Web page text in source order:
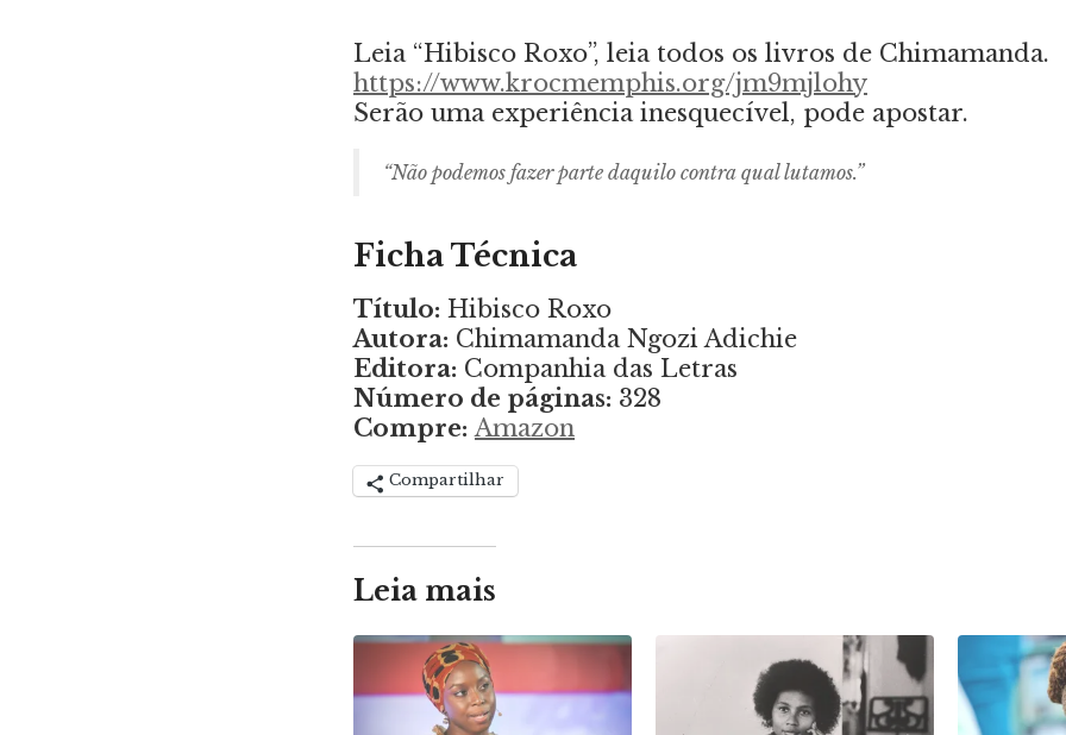
Leia “Hibisco Roxo”, leia todos os livros de Chimamanda.
https://www.krocmemphis.org/jm9mjlohy
Serão uma experiência inesquecível, pode apostar.
“Não podemos fazer parte daquilo contra qual lutamos.”
Ficha Técnica
Título: Hibisco Roxo
Autora: Chimamanda Ngozi Adichie
Editora: Companhia das Letras
Número de páginas: 328
Compre: Amazon
Compartilhar
Leia mais